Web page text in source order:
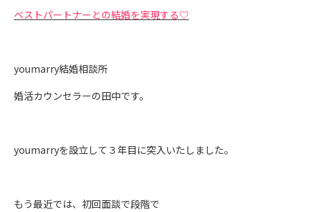
ベストパートナーとの結婚を実現する♡
youmarry結婚相談所
婚活カウンセラーの田中です。
youmarryを設立して３年目に突入いたしました。
もう最近では、初回面談で段階で